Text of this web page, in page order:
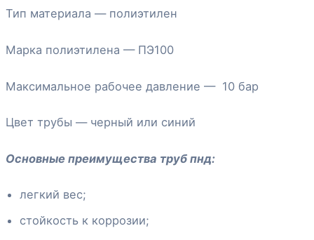
Тип материала — полиэтилен
Марка полиэтилена — ПЭ100
Максимальное рабочее давление — 10 бар
Цвет трубы — черный или синий
Основные преимущества труб пнд:
легкий вес;
стойкость к коррозии;